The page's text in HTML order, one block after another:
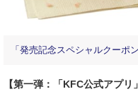
「発売記念スペシャルクーポ
【第一弾：「KFC公式アプリ